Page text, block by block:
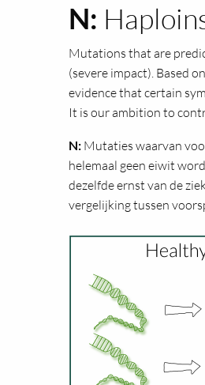
N:
Mutations that are
(severe impact). Based
evidence that certain
It is our ambition to
N: Mutaties waarvan
helemaal geen eiwit
dezelfde ernst van de
vergelijking tussen